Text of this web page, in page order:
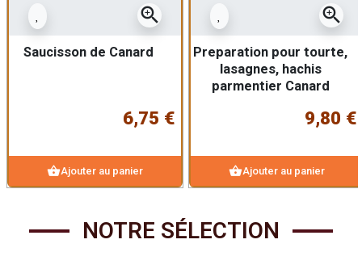
zoom_in
Saucisson de Canard
6,75 €
shopping_basketAjouter au panier
zoom_in
Preparation pour tourte,
lasagnes, hachis
parmentier Canard
9,80 €
shopping_basketAjouter au panier
NOTRE SÉLECTION